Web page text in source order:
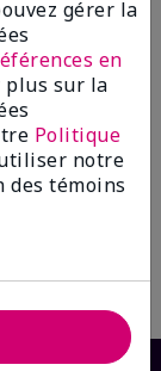
gérer la
en
plus sur la
Politique
notre
des témoins